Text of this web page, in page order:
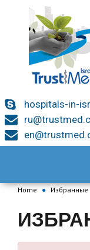
hospitals-in-
Home ● Избранные